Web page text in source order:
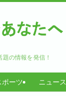
題の情報を発信！
ポーツ ニュース